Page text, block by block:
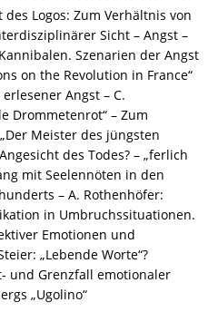
Logos: Zum Verhältnis von
Sicht – Angst –
Szenarien der Angst
on the Revolution in France“
Angst – C.
Drommetenrot“ – Zum
Meister des jüngsten
des Todes? – „ferlich
mit Seelennöten in den
– A. Rothenhöfer:
in Umbruchssituationen.
Emotionen und
„Lebende Worte“?
und Grenzfall emotionaler
„Ugolino“